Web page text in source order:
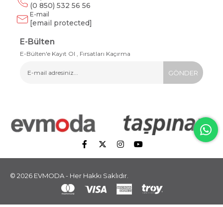
(0 850) 532 56 56
E-mail
[email protected]
E-Bülten
E-Bülten'e Kayıt Ol , Fırsatları Kaçırma
GÖNDER
© 2026 EVMODA - Her Hakkı Saklıdır.